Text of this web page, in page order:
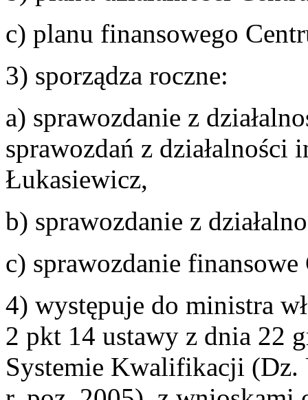
c) planu finansowego
3) sporządza roczne:
a) sprawozdanie z
sprawozdań z
Łukasiewicz,
b) sprawozdanie z
c) sprawozdanie
4) występuje do ministra
2 pkt 14 ustawy z dnia 22
Systemie Kwalifikacji (Dz.